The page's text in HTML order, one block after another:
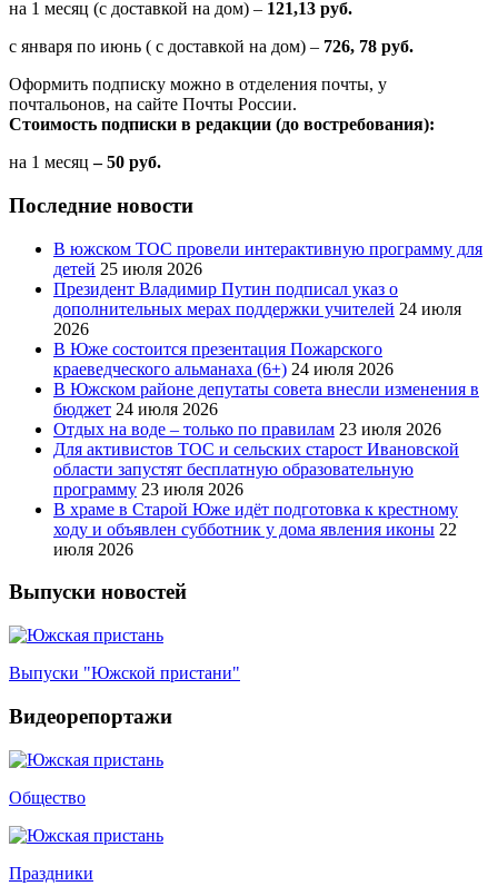
на 1 месяц (с доставкой на дом) – 121,13 руб.
с января по июнь ( с доставкой на дом) – 726, 78 руб.
Оформить подписку можно в отделения почты, у
почтальонов, на сайте Почты России.
Стоимость подписки в редакции (до востребования):
на 1 месяц – 50 руб.
Последние новости
В южском ТОС провели интерактивную программу для
детей 25 июля 2026
Президент Владимир Путин подписал указ о
дополнительных мерах поддержки учителей 24 июля
2026
В Юже состоится презентация Пожарского
краеведческого альманаха (6+) 24 июля 2026
В Южском районе депутаты совета внесли изменения в
бюджет 24 июля 2026
Отдых на воде – только по правилам 23 июля 2026
Для активистов ТОС и сельских старост Ивановской
области запустят бесплатную образовательную
программу 23 июля 2026
В храме в Старой Юже идёт подготовка к крестному
ходу и объявлен субботник у дома явления иконы 22
июля 2026
Выпуски новостей
Выпуски "Южской пристани"
Видеорепортажи
Общество
Праздники